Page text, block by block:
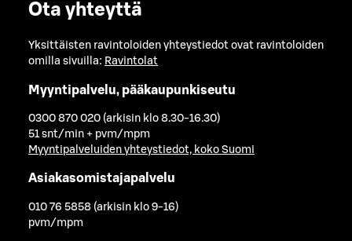
Ota yhteyttä
Yksittäisten ravintoloiden yhteystiedot ovat ravintoloiden
omilla sivuilla: Ravintolat
Myyntipalvelu, pääkaupunkiseutu
0300 870 020 (arkisin klo 8.30-16.30)
51 snt/min + pvm/mpm
Myyntipalveluiden yhteystiedot, koko Suomi
Asiakasomistajapalvelu
010 76 5858 (arkisin klo 9-16)
pvm/mpm